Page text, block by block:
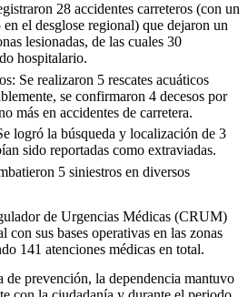
28 accidentes carreteros (con un
el desglose regional) que dejaron un
lesionadas, de las cuales 30
hospitalario.
Se realizaron 5 rescates acuáticos
se confirmaron 4 decesos por
más en accidentes de carretera.
logró la búsqueda y localización de 3
sido reportadas como extraviadas.
5 siniestros en diversos
de Urgencias Médicas (CRUM)
con sus bases operativas en las zonas
141 atenciones médicas en total.
de prevención, la dependencia mantuvo